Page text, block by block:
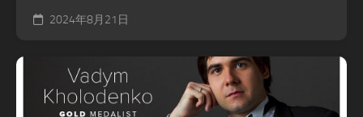
2024年8月21日